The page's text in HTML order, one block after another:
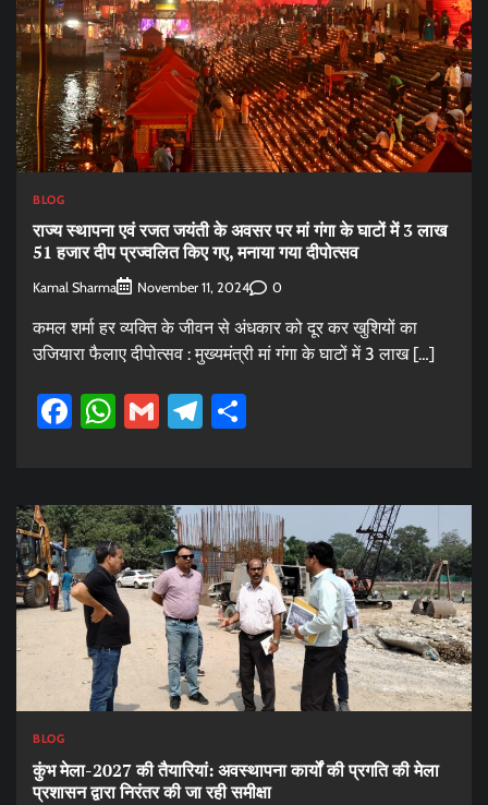
BLOG
राज्य स्थापना एवं रजत जयंती के अवसर पर मां गंगा के घाटों में 3 लाख
51 हजार दीप प्रज्वलित किए गए, मनाया गया दीपोत्सव
Kamal Sharma November 11, 2024 0
कमल शर्मा हर व्यक्ति के जीवन से अंधकार को दूर कर खुशियों का
उजियारा फैलाए दीपोत्सव : मुख्यमंत्री मां गंगा के घाटों में 3 लाख […]
Facebook
WhatsApp
GmailTelegram
BLOG
कुंभ मेला-2027 की तैयारियां: अवस्थापना कार्यों की प्रगति की मेला
प्रशासन द्वारा निरंतर की जा रही समीक्षा